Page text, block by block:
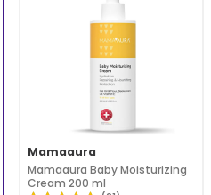
Mamaaura
Mamaaura Baby Moisturizing
Cream 200 ml